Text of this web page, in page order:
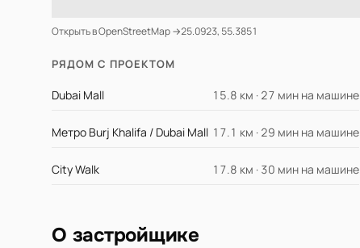
Открыть в OpenStreetMap →25.0923, 55.3851
РЯДОМ С ПРОЕКТОМ
Dubai Mall 15.8 км · 27 мин на машине
Метро Burj Khalifa / Dubai Mall 17.1 км · 29 мин на машине
City Walk 17.8 км · 30 мин на машине
О застройщике